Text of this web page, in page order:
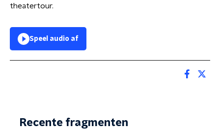
theatertour.
Speel audio af
Recente fragmenten